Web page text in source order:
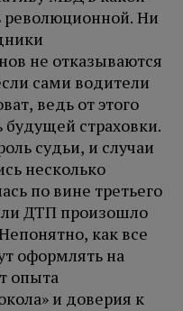
революционной. Ни
не отказываются
сами водители
ведь от этого
будущей страховки.
судьи, и случаи
несколько
по вине третьего
ДТП произошло
как все
оформлять на
опыта
и доверия к